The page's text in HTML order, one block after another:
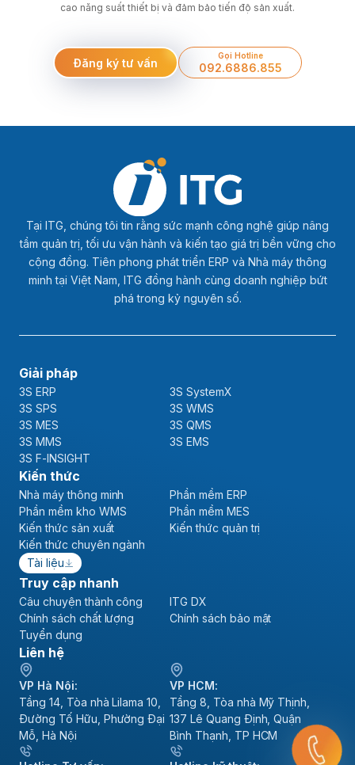
cao năng suất thiết bị và đảm bảo tiến độ sản xuất.
Đăng ký tư vấn
Gọi Hotline
092.6886.855
Tại ITG, chúng tôi tin rằng sức mạnh công nghệ giúp nâng
tầm quản trị, tối ưu vận hành và kiến tạo giá trị bền vững cho
cộng đồng. Tiên phong phát triển ERP và Nhà máy thông
minh tại Việt Nam, ITG đồng hành cùng doanh nghiệp bứt
phá trong kỷ nguyên số.
Giải pháp
3S ERP
3S SystemX
3S SPS
3S WMS
3S MES
3S QMS
3S MMS
3S EMS
3S F-INSIGHT
Kiến thức
Nhà máy thông minh
Phần mềm ERP
Phần mềm kho WMS
Phần mềm MES
Kiến thức sản xuất
Kiến thức quản trị
Kiến thức chuyên ngành
Tài liệu
Truy cập nhanh
Câu chuyện thành công
ITG DX
Chính sách chất lượng
Chính sách bảo mật
Tuyển dụng
Liên hệ
VP Hà Nội:
Tầng 14, Tòa nhà Lilama 10,
Đường Tố Hữu, Phường Đại
Mỗ, Hà Nội
VP HCM:
Tầng 8, Tòa nhà Mỹ Thịnh,
137 Lê Quang Định, Quận
Bình Thạnh, TP HCM